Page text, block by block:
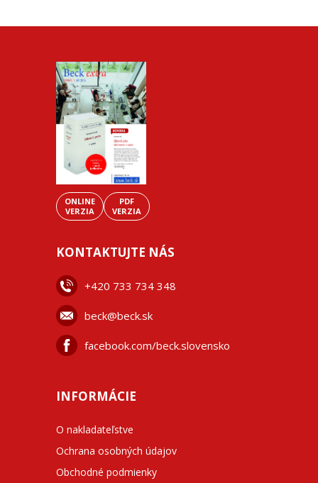
ONLINE
VERZIA
PDF
VERZIA
KONTAKTUJTE NÁS
+420 733 734 348
beck@beck.sk
facebook.com/beck.slovensko
INFORMÁCIE
O nakladateľstve
Ochrana osobných údajov
Obchodné podmienky